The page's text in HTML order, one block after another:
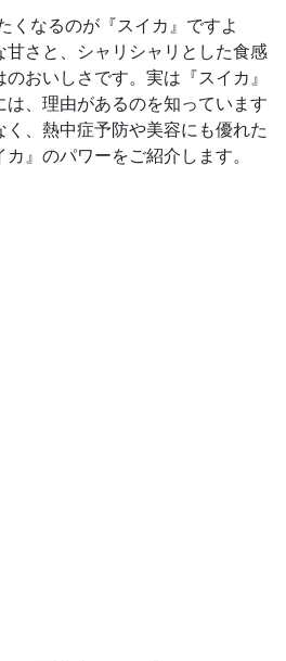
くなるのが『スイカ』ですよ
甘さと、シャリシャリとした食感
おいしさです。実は『スイカ』
は、理由があるのを知っています
、熱中症予防や美容にも優れた
』のパワーをご紹介します。